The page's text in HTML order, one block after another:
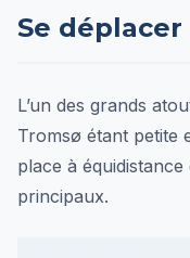
Se
L’un des grands
Tromsø étant petite
place à équidistance
principaux.